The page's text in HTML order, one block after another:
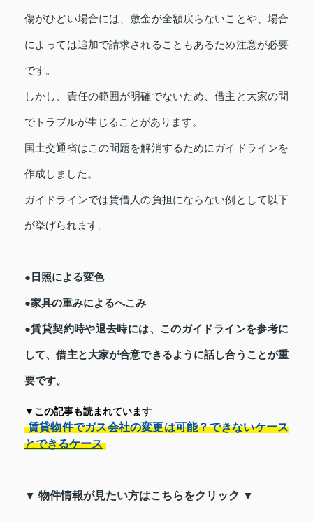
傷がひどい場合には、敷金が全額戻らないことや、場合
によっては追加で請求されることもあるため注意が必要
です。
しかし、責任の範囲が明確でないため、借主と大家の間
でトラブルが生じることがあります。
国土交通省はこの問題を解消するためにガイドラインを
作成しました。
ガイドラインでは賃借人の負担にならない例として以下
が挙げられます。
●日照による変色
●家具の重みによるへこみ
●賃貸契約時や退去時には、このガイドラインを参考に
して、借主と大家が合意できるように話し合うことが重
要です。
▼この記事も読まれています
賃貸物件でガス会社の変更は可能？できないケース
とできるケース
▼ 物件情報が見たい方はこちらをクリック ▼